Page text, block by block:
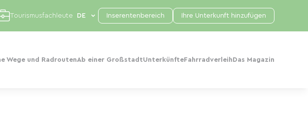
Wege und RadroutenAb einer GroßstadtUnterkünfte Fahrradverleih Das Magazin
Tourismusfachleute Inserentenbereich Ihre Unterkunft hinzufügen